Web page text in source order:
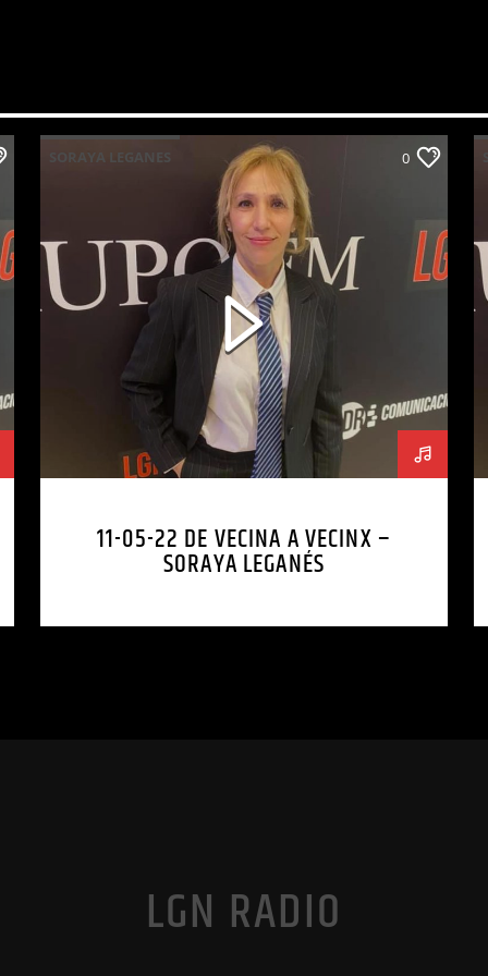
SORAYA LEGANES 0
11-05-22 DE VECINA A VECINX –
SORAYA LEGANÉS
LGN RADIO